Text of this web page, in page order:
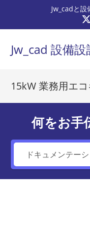
テ
ッ
Jw_cadと
Jw_cad 設備
15kW 業務用エ
何をお手